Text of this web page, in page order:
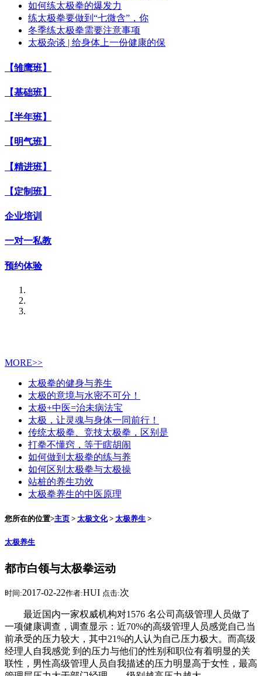
如何练太极拳的爆发力
练太极拳要做到“七微含”，你
冬季练太极拳需要注意事项
太极杂谈 | 给身体上一份健康的保
【雏鹰班】
【基础班】
【半年班】
【明气班】
【精进班】
【定制班】
企业培训
一对一私教
预约体验
MORE>>
太极拳的健身与养生
太极的意境与水密不可分！
太极+中医=治未病法宝
太极，让灵魂与身体一同前行！
传统太极拳、竞技太极拳，区别是
打拳不懂窍，等于瞎胡闹
如何做到太极拳的练与养
如何区别太极拳与太极操
站桩的养生功效
太极拳养生的中医原理
您所在的位置>主页 > 太极文化> 太极养生 >
太极养生
都市白领与太极拳运动
时间:2017-02-22作者:HUI 点击:次
最近国内一家权威机构对1576 名公司高级管理人员做了
一项健康调查，调查显示：近70%的高级管理人员感觉自己当
前承受的压力较大，其中21%的人认为自己压力极大。而高级
经理人自我感觉 到的压力与他们的性别和职位有着明显的关
联性，男性高级管理人员自我描述的压力明显高于女性，最高